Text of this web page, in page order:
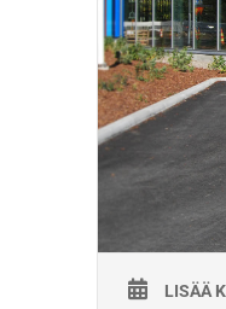
– Vähintään
tehtävistä tai
–
– Kirjallinen
Lisätiedot:
Jarkko
050 382 9892
LISÄÄ